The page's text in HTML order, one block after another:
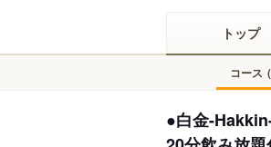
トップ
コース (
●白金-